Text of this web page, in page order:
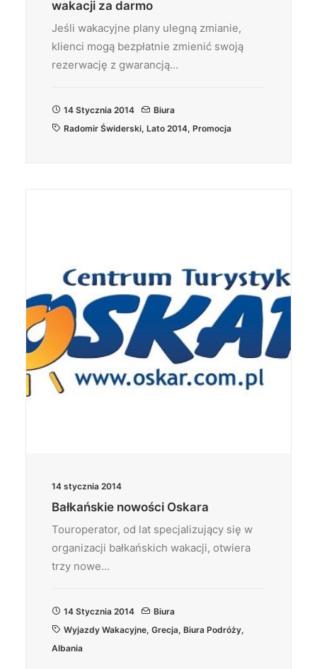
wakacji za darmo
Jeśli wakacyjne plany ulegną zmianie,
klienci mogą bezpłatnie zmienić swoją
rezerwację z gwarancją…
14 Stycznia 2014
Biura
Radomir Świderski, Lato 2014, Promocja
14 stycznia 2014
Bałkańskie nowości Oskara
Touroperator, od lat specjalizujący się w
organizacji bałkańskich wakacji, otwiera
trzy nowe…
14 Stycznia 2014
Biura
Wyjazdy Wakacyjne, Grecja, Biura Podróży,
Albania